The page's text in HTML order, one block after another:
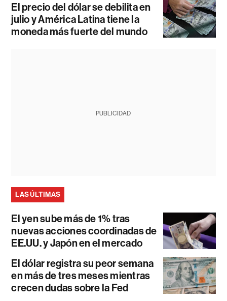
El precio del dólar se debilita en
julio y América Latina tiene la
moneda más fuerte del mundo
PUBLICIDAD
LAS ÚLTIMAS
El yen sube más de 1% tras
nuevas acciones coordinadas de
EE.UU. y Japón en el mercado
El dólar registra su peor semana
en más de tres meses mientras
crecen dudas sobre la Fed